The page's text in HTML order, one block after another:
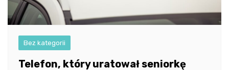
Bez kategorii
Telefon, który uratował seniorkę